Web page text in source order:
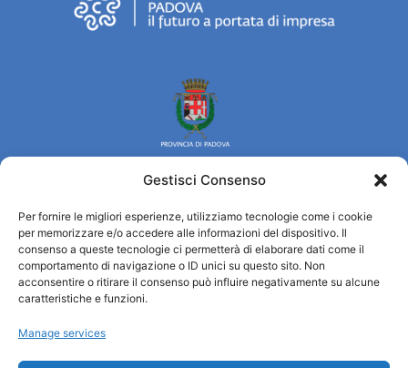
Gestisci Consenso
Per fornire le migliori esperienze, utilizziamo tecnologie come i cookie
per memorizzare e/o accedere alle informazioni del dispositivo. Il
consenso a queste tecnologie ci permetterà di elaborare dati come il
comportamento di navigazione o ID unici su questo sito. Non
acconsentire o ritirare il consenso può influire negativamente su alcune
caratteristiche e funzioni.
Manage services
Turismo Padova
Qui sommes-nous ?
Information et accueil des tourist / IAT
Cookie Policy (UE)